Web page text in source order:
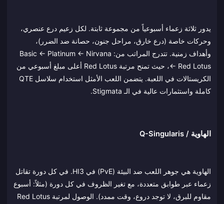
يدور ثلاثة زعماء أسبوعياً من مجموعة ثابتة. لكل زعيم درع عنصري،
وحركات خاصة (درع خارق، مراحل جنون، حصانة ضد الضرر)،
وأهداف زمنية. تتدرج المراتب من: Basic ← Platinum ← Nirvana
← Red Lotus، حيث تمنح مرتبة Red Lotus أعلى مبلغ أسبوعي من
الكريستالات في اللعبة. يتضمن اللعب الأمثل استخدام سلاسل QTE
كاملة واستثمارات عالية في الـ Stigmata.
الهاوية / Q-Singularis
الهاوية هي جوهر اللعب ضد البيئة (PvE) في HI3. في كل دورة تقاتل
زعماء عبر طوابق متعددة، مع تغير الظروف في كل دورة (مثلاً: أسبوع
مقاوم للبرق، لا توجد دروع، وقت ممدد). الوصول لمرتبة Red Lotus